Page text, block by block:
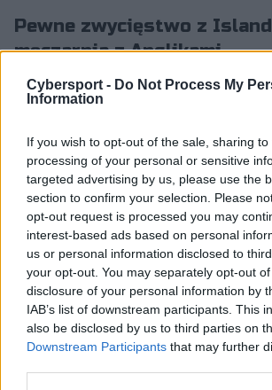
Cybersport - Do Not Process My
Information
If you wish to opt-out of the sale, sharing
processing of your personal or sensitive
targeted advertising by us, please use the
section to confirm your selection. Please
opt-out request is processed you may
interest-based ads based on personal
us or personal information disclosed to
your opt-out. You may separately opt-out
disclosure of your personal information by
IAB’s list of downstream participants. This
also be disclosed by us to third parties on
Downstream Participants that may further
Pewne zwycięstwo z
męczarnia z Anglikami
W pierwszym piątkowym meczu
Islandczykami. Biało-Czerwoni w tym
punkty dla naszej reprezentacji
następnie pełnię swoich
który rozgromił swojego przeciwnika
Drugi dwumecz Polacy rozegrali
reprezentantom naszego kraju poszło
gdyż udało im się wywalczyć tylko
się nieźle, gdyż swój mecz
przeciwnikiem był Donovan
Niestety, znacznie słabiej
który przegrał swoje spotkanie w
rywalem był Tom „Hashtah Tom”